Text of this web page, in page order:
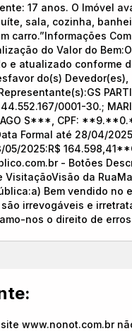
17 anos. O Imóvel
sala, cozinha,
carro.”Informações
do Valor do
e atualizado conforme
do(s)
44.552.167/0001-30.;
S***, CPF:
Formal até 28/04/
05/2025:R$
- Botões
VisitaçãoVisão da
Bem vendido no
irrevogáveis e
nos o direito de
www.nonot.com.br
Salvar